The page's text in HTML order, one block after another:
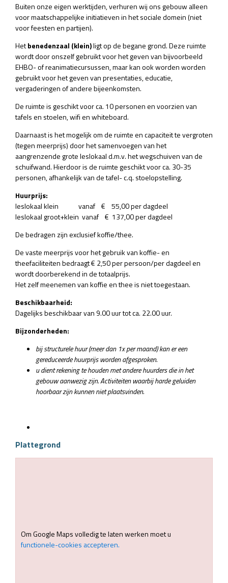
Buiten onze eigen werktijden, verhuren wij ons gebouw alleen
voor maatschappelijke initiatieven in het sociale domein (niet
voor feesten en partijen).
Hetbenedenzaal (klein)ligt op de begane grond. Deze ruimte
wordt door onszelf gebruikt voor het geven van bijvoorbeeld
EHBO- of reanimatiecursussen, maar kan ook worden worden
gebruikt voor het geven van presentaties, educatie,
vergaderingen of andere bijeenkomsten.
De ruimte is geschikt voor ca. 10 personen en voorzien van
tafels en stoelen, wifi en whiteboard.
Daarnaast is het mogelijk om de ruimte en capaciteit te vergroten
(tegen meerprijs) door het samenvoegen van het
aangrenzende grote leslokaal d.m.v. het wegschuiven van de
schuifwand. Hierdoor is de ruimte geschikt voor ca. 30-35
personen, afhankelijk van de tafel- c.q. stoelopstelling.
Huurprijs:
leslokaal klein vanaf € 55,00 per dagdeel
leslokaal groot+klein vanaf € 137,00 per dagdeel
De bedragen zijn exclusief koffie/thee.
De vaste meerprijs voor het gebruik van koffie- en
theefaciliteiten bedraagt € 2,50 per persoon/per dagdeel en
wordt doorberekend in de totaalprijs.
Het zelf meenemen van koffie en thee is niet toegestaan.
Beschikbaarheid:
Dagelijks beschikbaar van 9.00 uur tot ca. 22.00 uur.
Bijzonderheden:
bij structurele huur (meer dan 1x per maand) kan er een
gereduceerde huurprijs worden afgesproken.
u dient rekening te houden metandere huurders die in het
gebouw aanwezig zijn. Activiteiten waarbij harde geluiden
hoorbaar zijn kunnen niet plaatsvinden.
Plattegrond
Om Google Maps volledig te laten werken moet u
functionele-cookies accepteren.